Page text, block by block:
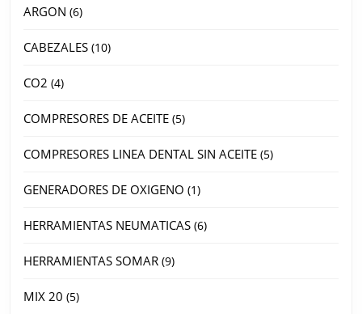
ARGON 6
CABEZALES 10
CO2 4
COMPRESORES DE ACEITE 5
COMPRESORES LINEA DENTAL SIN ACEITE 5
GENERADORES DE OXIGENO 1
HERRAMIENTAS NEUMATICAS 6
HERRAMIENTAS SOMAR 9
MIX 20 5